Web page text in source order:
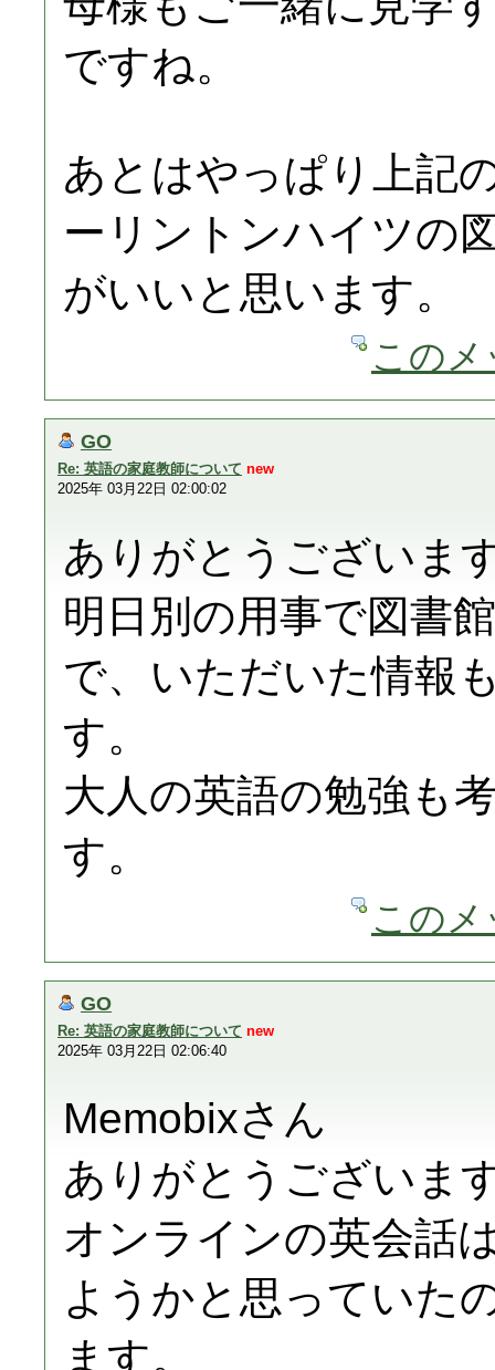
ですね。
あとはやっぱり上記
ーリントンハイツの
がいいと思います。
この
GO
Re: 英語の家庭教師について new
2025年 03月22日 02:00:02
ありがとうございま
明日別の用事で図書
で、いただいた情報
す。
大人の英語の勉強も
す。
この
GO
Re: 英語の家庭教師について new
2025年 03月22日 02:06:40
Memobixさん
ありがとうございま
オンラインの英会話
ようかと思っていた
ます。